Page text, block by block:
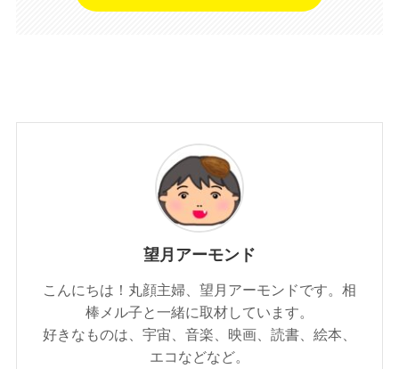
望月アーモンド
こんにちは！丸顔主婦、望月アーモンドです。相
棒メル子と一緒に取材しています。
好きなものは、宇宙、音楽、映画、読書、絵本、
エコなどなど。